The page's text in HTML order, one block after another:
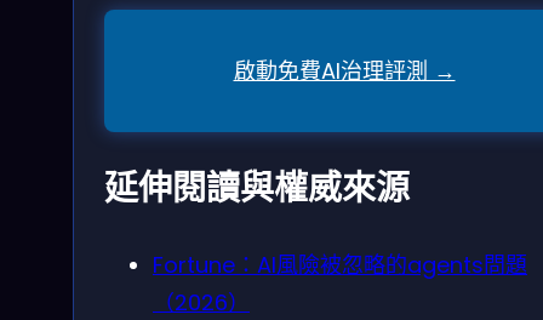
啟動免費AI治理評測 →
延伸閱讀與權威來源
Fortune：AI風險被忽略的agents問題
（2026）